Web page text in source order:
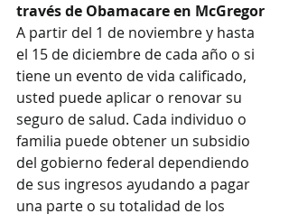
través de Obamacare en McGregor
A partir del 1 de noviembre y hasta
el 15 de diciembre de cada año o si
tiene un evento de vida calificado,
usted puede aplicar o renovar su
seguro de salud. Cada individuo o
familia puede obtener un subsidio
del gobierno federal dependiendo
de sus ingresos ayudando a pagar
una parte o su totalidad de los